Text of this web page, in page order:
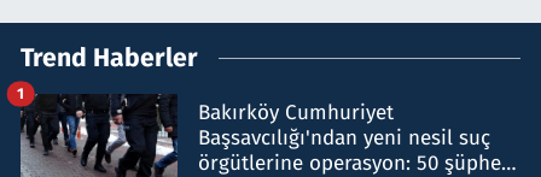
Trend Haberler
Bakırköy Cumhuriyet
Başsavcılığı'ndan yeni nesil suç
örgütlerine operasyon: 50 şüpheli
1